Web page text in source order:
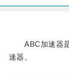
ABC加速器是
速器。